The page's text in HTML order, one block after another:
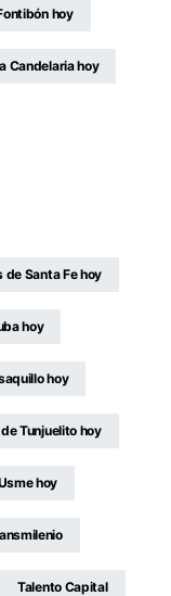
hoy
Candelaria hoy
de Santa Fe hoy
hoy
hoy
Tunjuelito hoy
hoy
Talento Capital